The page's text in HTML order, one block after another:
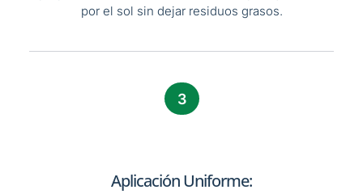
por el sol sin dejar residuos grasos.
3
Aplicación Uniforme: